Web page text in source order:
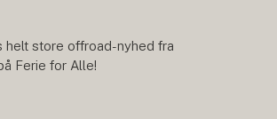
helt store offroad-nyhed fra
Ferie for Alle!